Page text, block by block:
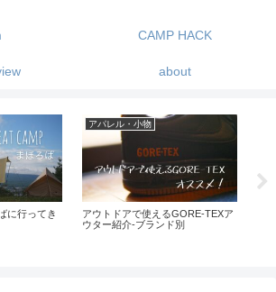
CAMP HACK
about
に行ってき
アパレル・小物
アウトドアで使えるGORE-TEXア
ウター紹介-ブランド別